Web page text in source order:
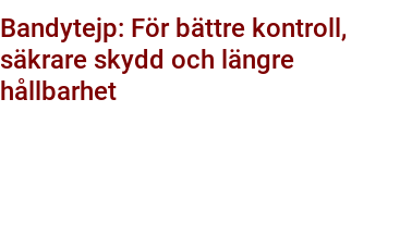
Bandytejp: För bättre kontroll,
säkrare skydd och längre
hållbarhet